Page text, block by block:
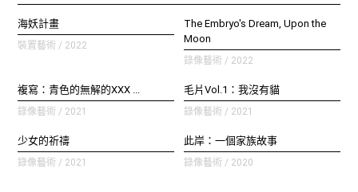
海妖計畫
裝置藝術 / 2022
The Embryo's Dream, Upon the
Moon
錄像藝術 / 2022
複寫：青色的無解的XXX ...
錄像藝術 / 2021
毛片Vol.1：我沒有貓
錄像藝術 / 2021
少女的祈禱
錄像藝術 / 2021
此岸：一個家族故事
錄像藝術 / 2020